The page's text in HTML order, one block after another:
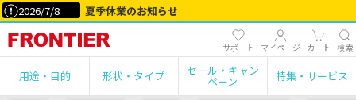
2026/7/8 夏季休業のお知らせ
サポート マイページ カート 検索
用途・目的 形状・タイプ セール・キャン
ペーン 特集・サービス